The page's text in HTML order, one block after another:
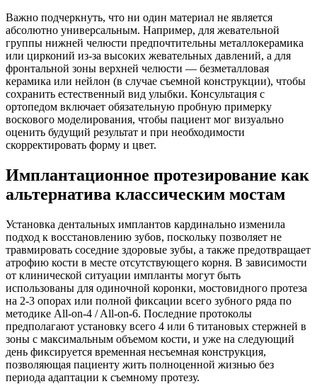
Важно подчеркнуть, что ни один материал не является
абсолютно универсальным. Например, для жевательной
группы нижней челюсти предпочтительны металлокерамика
или цирконий из-за высоких жевательных давлений, а для
фронтальной зоны верхней челюсти — безметалловая
керамика или нейлон (в случае съемной конструкции), чтобы
сохранить естественный вид улыбки. Консультация с
ортопедом включает обязательную пробную примерку
воскового моделирования, чтобы пациент мог визуально
оценить будущий результат и при необходимости
скорректировать форму и цвет.
Имплантационное протезирование как
альтернатива классическим мостам
Установка дентальных имплантов кардинально изменила
подход к восстановлению зубов, поскольку позволяет не
травмировать соседние здоровые зубы, а также предотвращает
атрофию кости в месте отсутствующего корня. В зависимости
от клинической ситуации импланты могут быть
использованы для одиночной коронки, мостовидного протеза
на 2-3 опорах или полной фиксации всего зубного ряда по
методике All-on-4 / All-on-6. Последние протоколы
предполагают установку всего 4 или 6 титановых стержней в
зоны с максимальным объемом кости, и уже на следующий
день фиксируется временная несъемная конструкция,
позволяющая пациенту жить полноценной жизнью без
периода адаптации к съемному протезу.